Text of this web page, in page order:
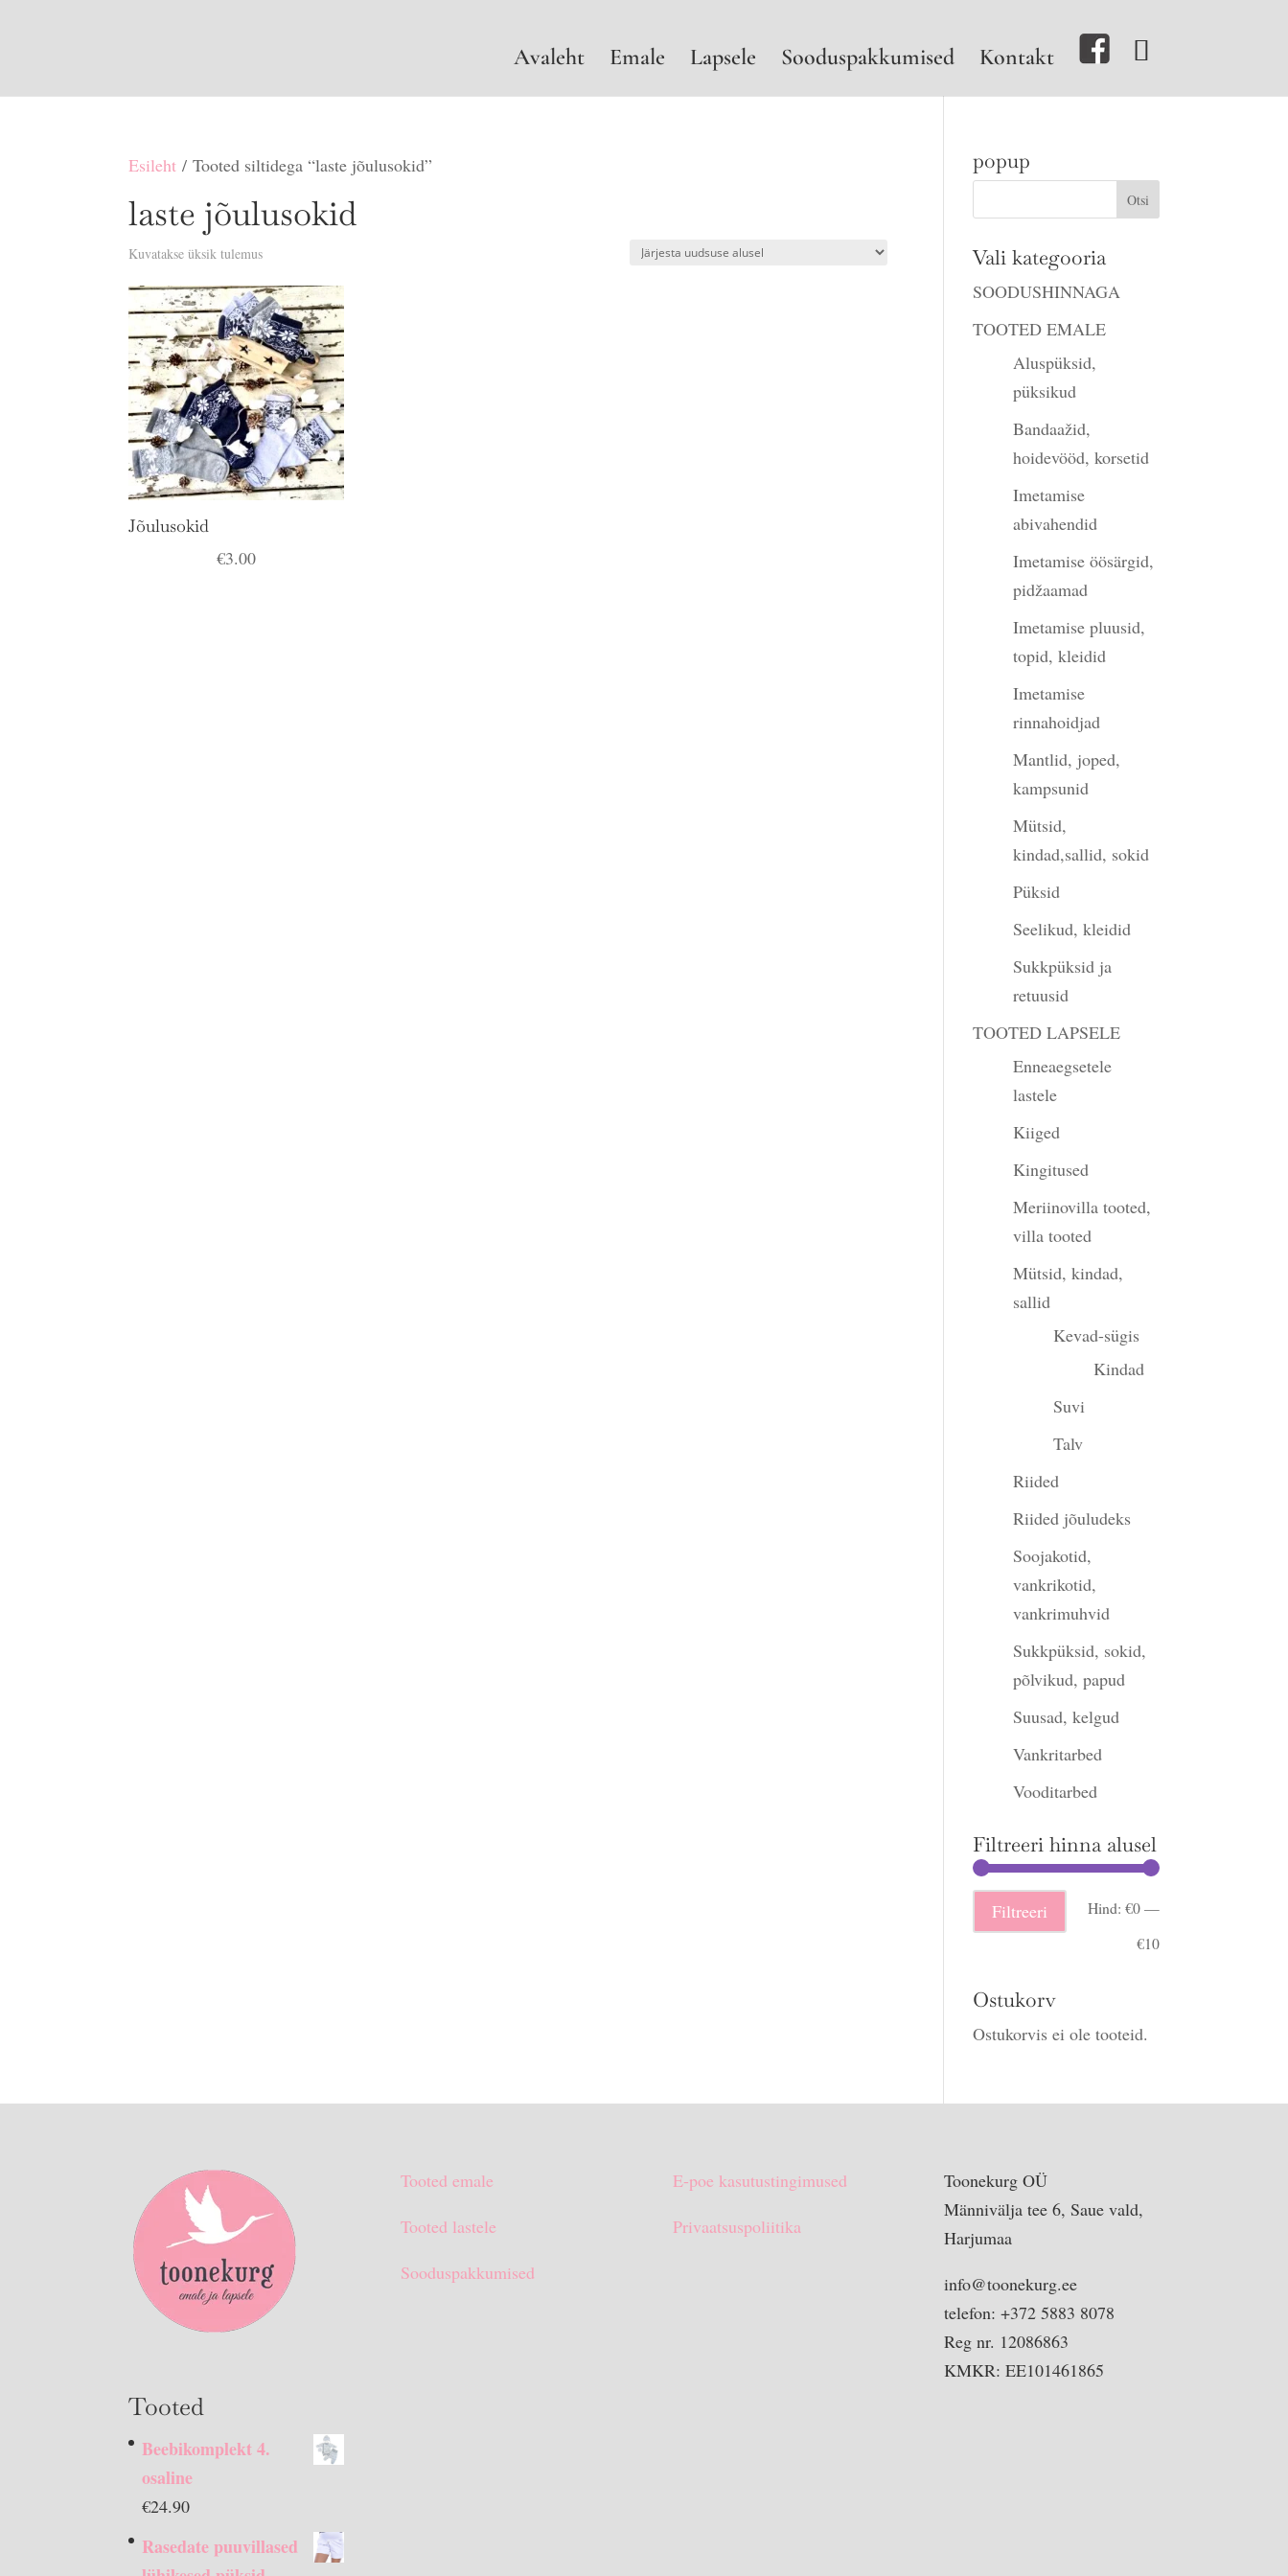
Avaleht Emale Lapsele Sooduspakkumised Kontakt
Esileht / Tooted siltidega “laste jõulusokid”
laste jõulusokid
Kuvatakse üksik tulemus
Jõulusokid
€3.00
popup
Vali kategooria
SOODUSHINNAGA
TOOTED EMALE
Aluspüksid,
püksikud
Bandaažid,
hoidevööd, korsetid
Imetamise
abivahendid
Imetamise öösärgid,
pidžaamad
Imetamise pluusid,
topid, kleidid
Imetamise
rinnahoidjad
Mantlid, joped,
kampsunid
Mütsid,
kindad,sallid, sokid
Püksid
Seelikud, kleidid
Sukkpüksid ja
retuusid
TOOTED LAPSELE
Enneaegsetele
lastele
Kiiged
Kingitused
Meriinovilla tooted,
villa tooted
Mütsid, kindad,
sallid
Kevad-sügis
Kindad
Suvi
Talv
Riided
Riided jõuludeks
Soojakotid,
vankrikotid,
vankrimuhvid
Sukkpüksid, sokid,
põlvikud, papud
Suusad, kelgud
Vankritarbed
Vooditarbed
Filtreeri hinna alusel
Minimaalne
hind
Maksimaalne
hind
Filtreeri Hind: €0—
€10
Ostukorv
Ostukorvis ei ole tooteid.
Tooted
Beebikomplekt 4.
osaline
€24.90
Rasedate puuvillased
Tooted emale
Tooted lastele
Sooduspakkumised
E-poe kasutustingimused
Privaatsuspoliitika
Toonekurg OÜ
Männivälja tee 6, Saue vald,
Harjumaa
info@toonekurg.ee
telefon: +372 5883 8078
Reg nr. 12086863
KMKR: EE101461865